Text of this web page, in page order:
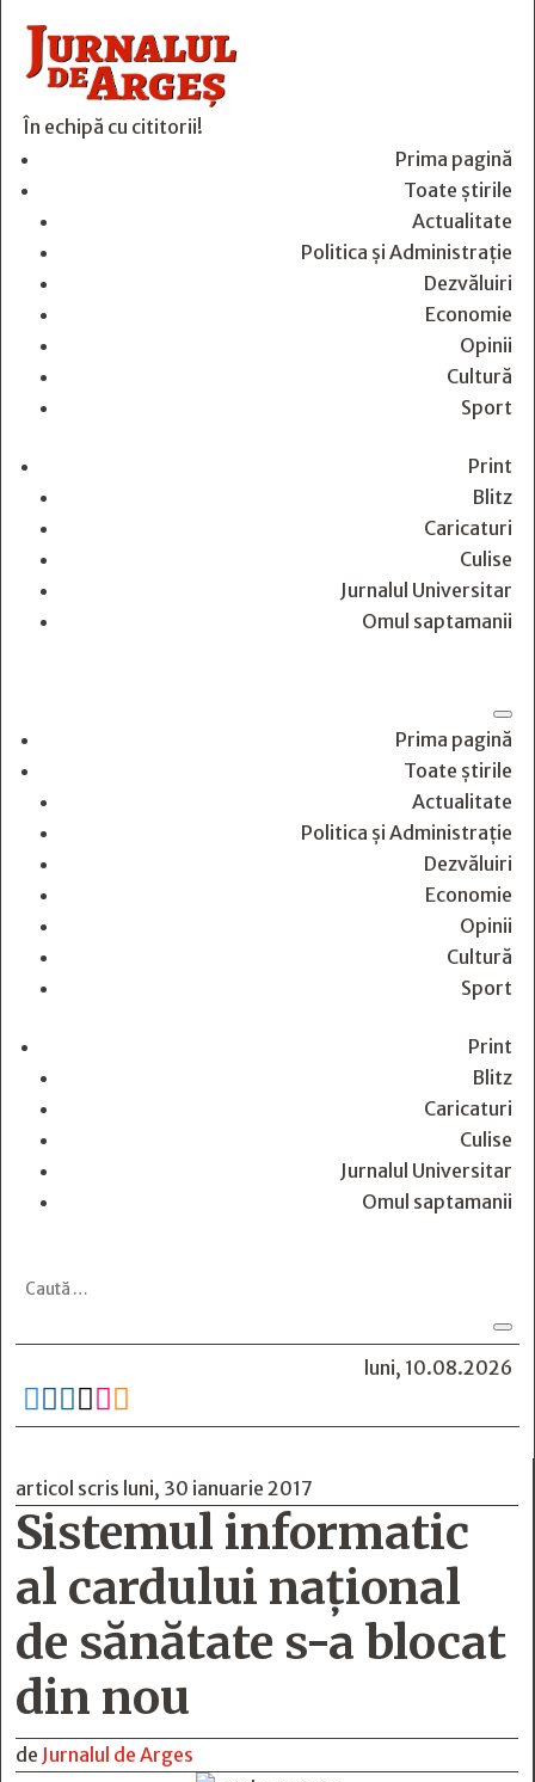
În echipă cu cititorii!
Prima pagină
Toate știrile
Actualitate
Politica și Administrație
Dezvăluiri
Economie
Opinii
Cultură
Sport
Print
Blitz
Caricaturi
Culise
Jurnalul Universitar
Omul saptamanii
Prima pagină
Toate știrile
Actualitate
Politica și Administrație
Dezvăluiri
Economie
Opinii
Cultură
Sport
Print
Blitz
Caricaturi
Culise
Jurnalul Universitar
Omul saptamanii
luni, 10.08.2026
     
articol scris luni, 30 ianuarie 2017
Sistemul informatic
al cardului naţional
de sănătate s-a blocat
din nou
de Jurnalul de Arges